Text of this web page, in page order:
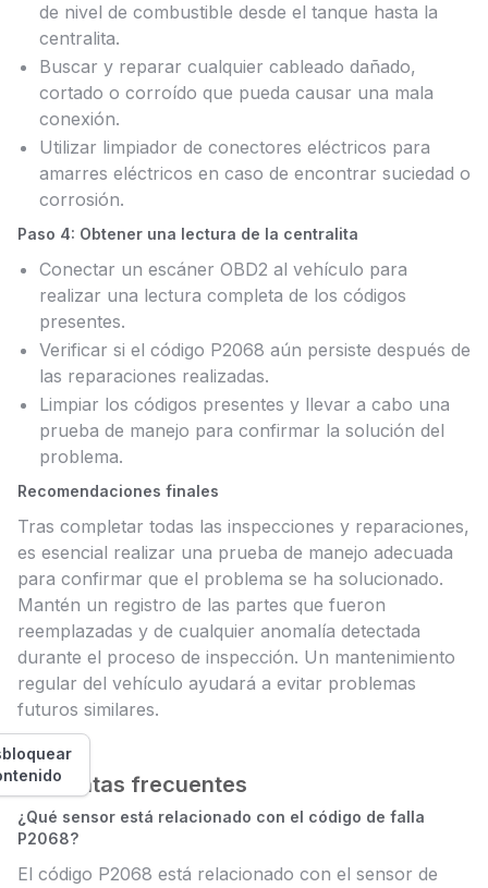
de nivel de combustible desde el tanque hasta la
centralita.
Buscar y reparar cualquier cableado dañado,
cortado o corroído que pueda causar una mala
conexión.
Utilizar limpiador de conectores eléctricos para
amarres eléctricos en caso de encontrar suciedad o
corrosión.
Paso 4: Obtener una lectura de la centralita
Conectar un escáner OBD2 al vehículo para
realizar una lectura completa de los códigos
presentes.
Verificar si el código P2068 aún persiste después de
las reparaciones realizadas.
Limpiar los códigos presentes y llevar a cabo una
prueba de manejo para confirmar la solución del
problema.
Recomendaciones finales
Tras completar todas las inspecciones y reparaciones,
es esencial realizar una prueba de manejo adecuada
para confirmar que el problema se ha solucionado.
Mantén un registro de las partes que fueron
reemplazadas y de cualquier anomalía detectada
durante el proceso de inspección. Un mantenimiento
regular del vehículo ayudará a evitar problemas
futuros similares.
Preguntas frecuentes
¿Qué sensor está relacionado con el código de falla
P2068?
El código P2068 está relacionado con el sensor de